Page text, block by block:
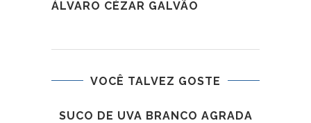
ÁLVARO CÉZAR GALVÃO
VOCÊ TALVEZ GOSTE
SUCO DE UVA BRANCO AGRADA